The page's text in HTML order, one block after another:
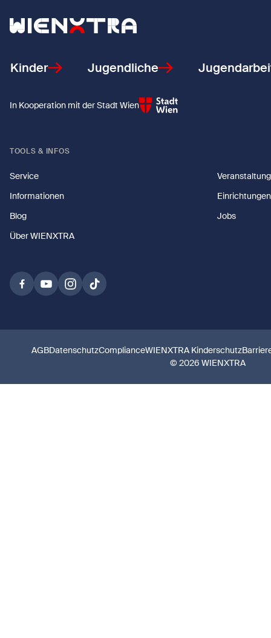
Zurück zur Startseite
Kinder Jugendliche
In Kooperation mit der Stadt Wien
TOOLS & INFOS
Service
Informationen
Einrichtungen
Blog
Jobs
Über WIENXTRA
© 2026 WIENXTRA
AGBDatenschutzComplianceWIENXTRA Kinderschutz